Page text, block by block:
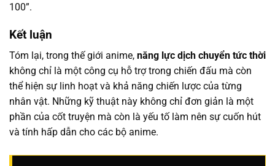
100”.
Kết luận
Tóm lại, trong thế giới anime, năng lực dịch chuyển tức thời
không chỉ là một công cụ hỗ trợ trong chiến đấu mà còn
thể hiện sự linh hoạt và khả năng chiến lược của từng
nhân vật. Những kỹ thuật này không chỉ đơn giản là một
phần của cốt truyện mà còn là yếu tố làm nên sự cuốn hút
và tính hấp dẫn cho các bộ anime.